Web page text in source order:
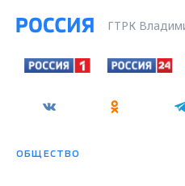
ГТРК
ОБЩЕСТВО